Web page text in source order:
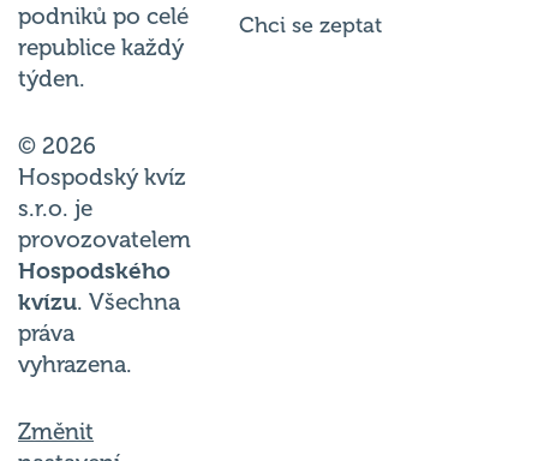
podniků po celé
republice každý
týden.
© 2026
Hospodský kvíz
s.r.o. je
provozovatelem
Hospodského
kvízu. Všechna
práva
vyhrazena.
Změnit
Chci se zeptat